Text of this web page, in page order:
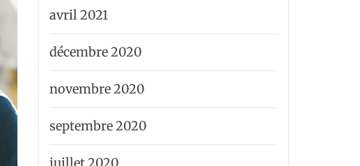
avril 2021
décembre 2020
novembre 2020
septembre 2020
juillet 2020